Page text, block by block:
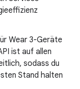
Wear 3-Geräte
ist auf allen
sodass du
Stand halten